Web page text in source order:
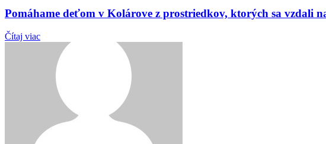
Pomáhame deťom v Kolárove z prostriedkov, ktorých sa vzdali
Čítaj viac